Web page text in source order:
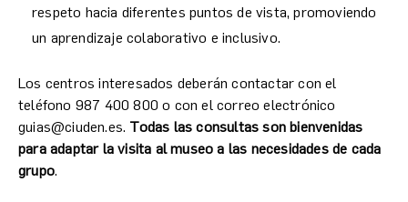
respeto hacia diferentes puntos de vista, promoviendo
un aprendizaje colaborativo e inclusivo.
Los centros interesados deberán contactar con el
teléfono 987 400 800 o con el correo electrónico
guias@ciuden.es. Todas las consultas son bienvenidas
para adaptar la visita al museo a las necesidades de cada
grupo.